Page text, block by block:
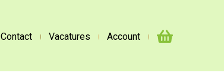
Contact Vacatures Account